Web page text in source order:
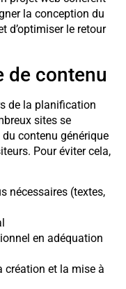
la conception du
d’optimiser le retour
de contenu
de la planification
sites se
contenu générique
Pour éviter cela,
nécessaires (textes,
en adéquation
création et la mise à